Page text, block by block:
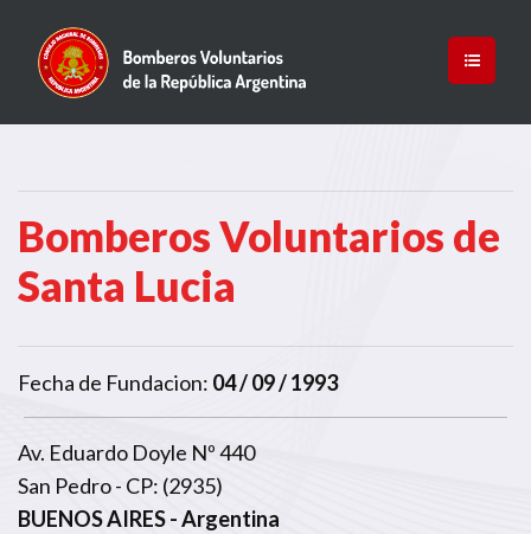
Bomberos Voluntarios de
Santa Lucia
Fecha de Fundacion: 04 / 09 / 1993
Av. Eduardo Doyle Nº 440
San Pedro - CP: (2935)
BUENOS AIRES- Argentina